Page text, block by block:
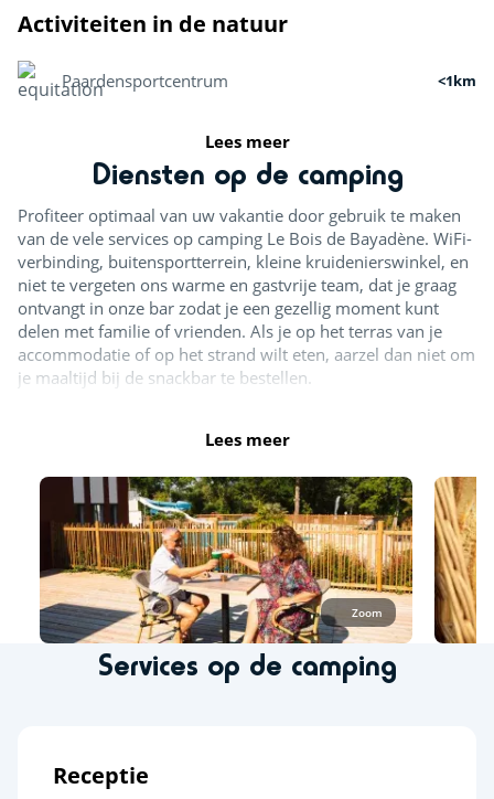
Activiteiten in de natuur
Paardensportcentrum <1km
Sportactiviteiten
Klimmuur <1km
Golf <10km
Karten <15km
Ontspanning en welzijn
Cultuur en erfgoed
Lees meer
Diensten op de camping
Profiteer optimaal van uw vakantie door gebruik te maken
van de vele services op camping Le Bois de Bayadène. WiFi-
verbinding, buitensportterrein, kleine kruidenierswinkel, en
niet te vergeten ons warme en gastvrije team, dat je graag
ontvangt in onze bar zodat je een gezellig moment kunt
delen met familie of vrienden. Als je op het terras van je
accommodatie of op het strand wilt eten, aarzel dan niet om
je maaltijd bij de snackbar te bestellen.
Lees meer
Zoom
Services op de camping
Receptie